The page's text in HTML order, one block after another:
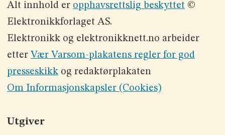
Alt innhold er opphavsrettslig beskyttet©
Elektronikkforlaget AS.
Elektronikk og elektronikknett.no arbeider
etter Vær Varsom-plakatens regler for god
presseskikkog redaktørplakaten
Om Informasjonskapsler (Cookies)
Utgiver